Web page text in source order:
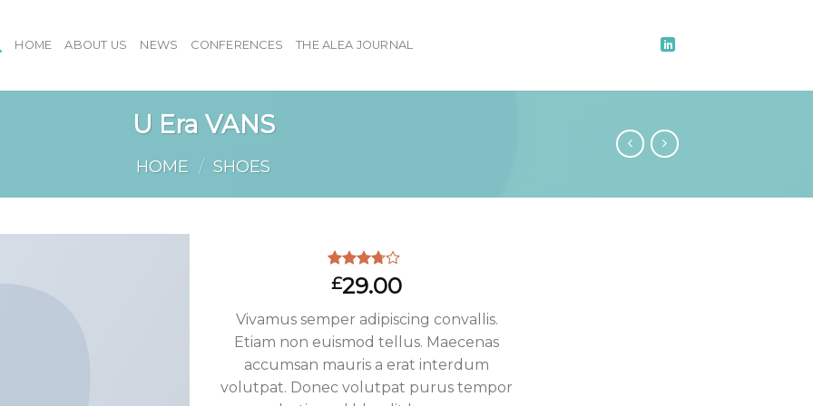
HOME ABOUT US NEWS CONFERENCES THE ALEA JOURNAL
U Era VANS
HOME / SHOES
Rated
3.50out
based on
2
customer
ratings
£29.00
Vivamus semper adipiscing convallis.
Etiam non euismod tellus. Maecenas
accumsan mauris a erat interdum
volutpat. Donec volutpat purus tempor